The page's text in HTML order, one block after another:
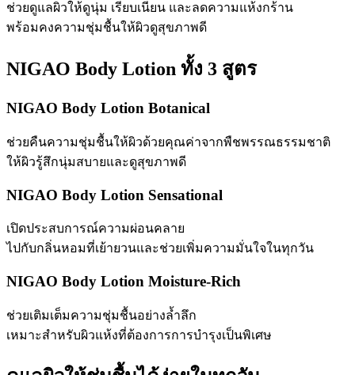
ช่วยดูแลผิวให้ดูนุ่ม เรียบเนียน และลดความแห้งกร้าน
พร้อมคงความชุ่มชื้นให้ผิวดูสุขภาพดี
NIGAO Body Lotion ทั้ง 3 สูตร
NIGAO Body Lotion Botanical
ช่วยคืนความชุ่มชื้นให้ผิวด้วยคุณค่าจากพืชพรรณธรรมชาติ
ให้ผิวรู้สึกนุ่มสบายและดูสุขภาพดี
NIGAO Body Lotion Sensational
เปิดประสบการณ์ความผ่อนคลาย
ไปกับกลิ่นหอมที่เย้ายวนและช่วยเพิ่มความมั่นใจในทุกวัน
NIGAO Body Lotion Moisture-Rich
ช่วยเติมเต็มความชุ่มชื้นอย่างล้ำลึก
เหมาะสำหรับผิวแห้งที่ต้องการการบำรุงเป็นพิเศษ